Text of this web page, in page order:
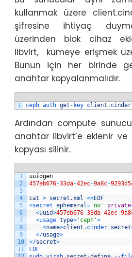
kullanmak üzere
şifresine ihtiyaç
üzerinden blok cihaz
libvirt, kümeye erişmek
Bunun için her birinde
anahtar kopyalanmalıdır.
1 ceph auth get - key client . cinder
Ardından compute
anahtar libvirt’e eklenir
kopyası silinir.
1
2
3
4
5
6
7
8
9
10
11
uuidgen
457eb676-33da-42ec-9a8c-
cat > secret .xml <<EOF
<secret ephemeral= 'no' private
<uuid>457eb676-33da-42ec-
<usage type= 'ceph'>
<name>client . cinder secret
</usage>
</secret>
EOF